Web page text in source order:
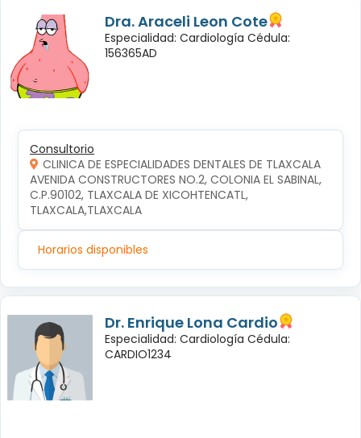
Dra. Araceli Leon Cote
Especialidad: Cardiología Cédula:
156365AD
Consultorio
CLINICA DE ESPECIALIDADES DENTALES DE TLAXCALA
AVENIDA CONSTRUCTORES NO.2, COLONIA EL SABINAL,
C.P.90102, TLAXCALA DE XICOHTENCATL,
TLAXCALA,TLAXCALA
Horarios disponibles
Dr. Enrique Lona Cardio
Especialidad: Cardiología Cédula:
CARDIO1234